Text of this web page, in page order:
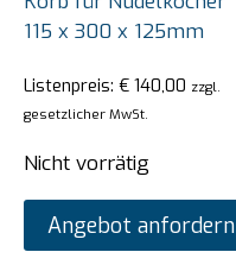
115 x 300 x 125mm
Listenpreis:€ 140,00 zzgl.
gesetzlicher MwSt.
Nicht vorrätig
Angebot anfordern